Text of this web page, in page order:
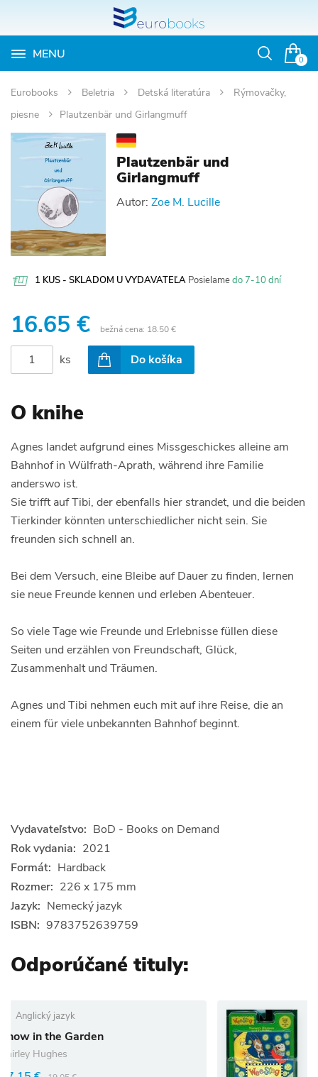
0
MENU
Otvoriť
Eurobooks Beletria Detská literatúra
Rýmovačky,
piesne
Plautzenbär und Girlangmuff
Plautzenbär und
Girlangmuff
Autor: Zoe M. Lucille
1 KUS - SKLADOM U VYDAVATEĽA Posielamedo 7-10 dní
16.65 € bežná cena: 18.50 €
ks Do košíka
O knihe
Agnes landet aufgrund eines Missgeschickes alleine am
Bahnhof in Wülfrath-Aprath, während ihre Familie
anderswo ist.
Sie trifft auf Tibi, der ebenfalls hier strandet, und die beiden
Tierkinder könnten unterschiedlicher nicht sein. Sie
freunden sich schnell an.
Bei dem Versuch, eine Bleibe auf Dauer zu finden, lernen
sie neue Freunde kennen und erleben Abenteuer.
So viele Tage wie Freunde und Erlebnisse füllen diese
Seiten und erzählen von Freundschaft, Glück,
Zusammenhalt und Träumen.
Agnes und Tibi nehmen euch mit auf ihre Reise, die an
einem für viele unbekannten Bahnhof beginnt.
Vydavateľstvo: BoD - Books on Demand
Rok vydania: 2021
Formát: Hardback
Rozmer: 226 x 175 mm
Jazyk: Nemecký jazyk
ISBN: 9783752639759
Odporúčané tituly:
Wee Sing Nursery
Lullabies with CD